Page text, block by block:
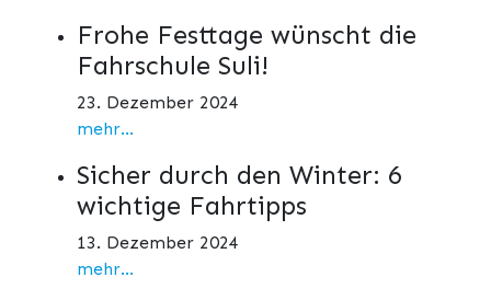
Frohe Festtage wünscht die
Fahrschule Suli!
23. Dezember 2024
mehr...
Sicher durch den Winter: 6
wichtige Fahrtipps
13. Dezember 2024
mehr...